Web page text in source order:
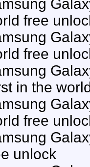
free
free
in the
free
unlock